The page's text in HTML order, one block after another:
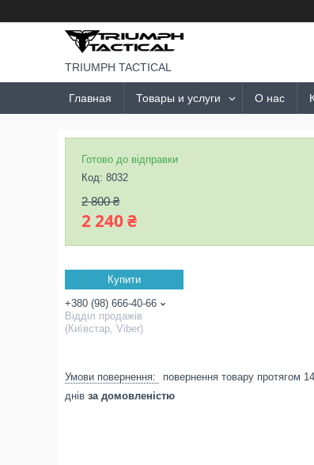
TRIUMPH TACTICAL
Главная Товары и услуги О нас
Готово до відправки
Код: 8032
2 800 ₴
2 240 ₴
Купити
+380 (98) 666-40-66
Відділ продажів
(Київстар, Viber)
повернення товару протягом 14
днів за домовленістю